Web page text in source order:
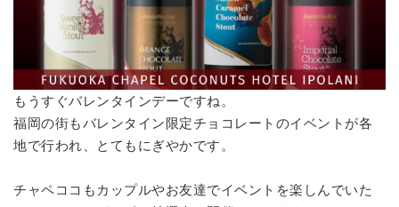
もうすぐバレンタインデーですね。
福岡の街もバレンタイン限定チョコレートのイベントが各
地で行われ、とてもにぎやかです。
チャペココもカップルやお友達でイベントを楽しんでいた